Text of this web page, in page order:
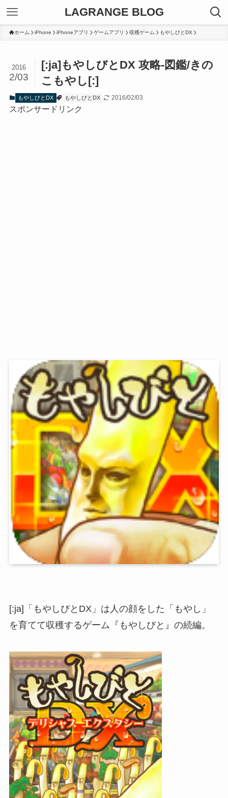
LAGRANGE BLOG
ホーム iPhone iPhoneアプリ ゲームアプリ 収穫ゲーム もやしびとDX
[:ja]もやしびとDX 攻略-図鑑/きの
こもやし[:]
2016
2/03
もやしびとDX もやしびとDX 2016/02/03
スポンサードリンク
[:ja]「もやしびとDX」は人の顔をした「もやし」
を育てて収穫するゲーム『もやしびと』の続編。